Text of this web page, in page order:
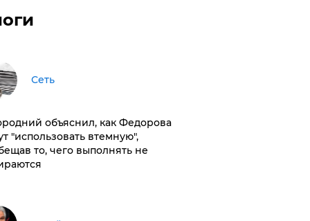
Сеть
объяснил, как Федорова
"использовать втемную",
то, чего выполнять не